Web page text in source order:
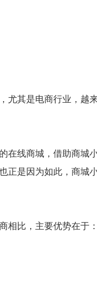
尤其是电商行业，越
在线商城，借助商
正是因为如此，商城
相比，主要优势在于：